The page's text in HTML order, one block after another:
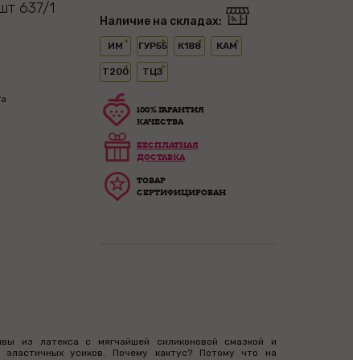
637/1
Наличие на складах:
ИМ ГУР55 К188 КАМ
Т200 ТЦЗ
100% ГАРАНТИЯ
КАЧЕСТВА
БЕСПЛАТНАЯ
ДОСТАВКА
ТОВАР
СЕРТИФИЦИРОВАН
из латекса с мягчайшей силиконовой смазкой и
усиков. Почему кактус? Потому что на